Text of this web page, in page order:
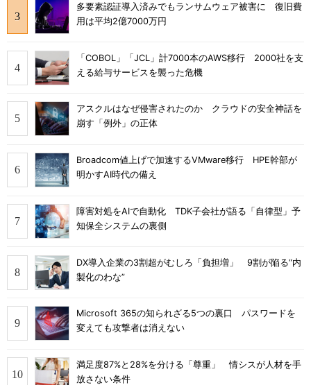
多要素認証導入済みでもランサムウェア被害に 復旧費
用は平均2億7000万円
「COBOL」「JCL」計7000本のAWS移行 2000社を支
える給与サービスを襲った危機
アスクルはなぜ侵害されたのか クラウドの安全神話を
崩す「例外」の正体
Broadcom値上げで加速するVMware移行 HPE幹部が
明かすAI時代の備え
障害対処をAIで自動化 TDK子会社が語る「自律型」予
知保全システムの裏側
DX導入企業の3割超がむしろ「負担増」 9割が陥る“内
製化のわな”
Microsoft 365の知られざる5つの裏口 パスワードを
変えても攻撃者は消えない
満足度87%と28%を分ける「尊重」 情シスが人材を手
放さない条件